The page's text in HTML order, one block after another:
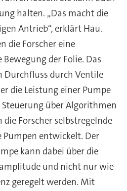
halten. „Das macht die
Antrieb“, erklärt Hau.
die Forscher eine
der Folie. Das
Durchfluss durch Ventile
die Leistung einer Pumpe
über Algorithmen
Forscher selbstregelnde
entwickelt. Der
kann dabei über die
und nicht nur wie
geregelt werden. Mit